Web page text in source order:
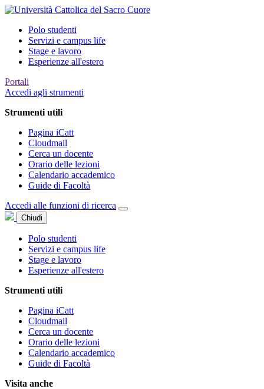
Polo studenti
Servizi e campus life
Stage e lavoro
Esperienze all'estero
Portali
Accedi agli strumenti
Strumenti utili
Pagina iCatt
Cloudmail
Cerca un docente
Orario delle lezioni
Calendario accademico
Guide di Facoltà
Accedi alle funzioni di ricerca
Chiudi
Polo studenti
Servizi e campus life
Stage e lavoro
Esperienze all'estero
Strumenti utili
Pagina iCatt
Cloudmail
Cerca un docente
Orario delle lezioni
Calendario accademico
Guide di Facoltà
Visita anche